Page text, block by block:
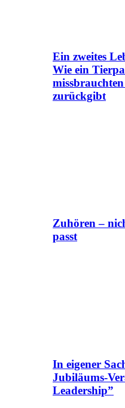
Ein zweites
Wie ein
zurückgibt
Zuhören –
passt
In eigener
Jubiläums-
Leadership”